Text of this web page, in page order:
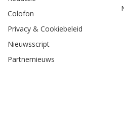
Colofon
Privacy & Cookiebeleid
Nieuwsscript
Partnernieuws